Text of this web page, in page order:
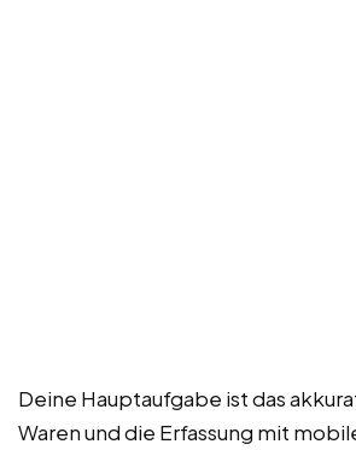
Deine Hauptaufgabe ist das
Waren und die Erfassung mit